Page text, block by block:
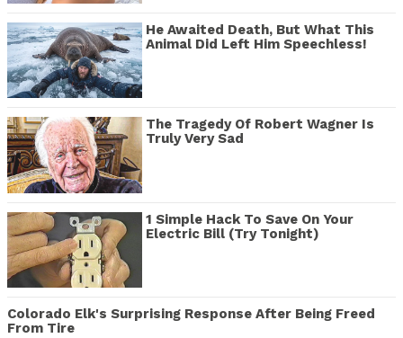
He Awaited Death, But What This
Animal Did Left Him Speechless!
The Tragedy Of Robert Wagner Is
Truly Very Sad
1 Simple Hack To Save On Your
Electric Bill (Try Tonight)
Colorado Elk's Surprising Response After Being Freed
From Tire